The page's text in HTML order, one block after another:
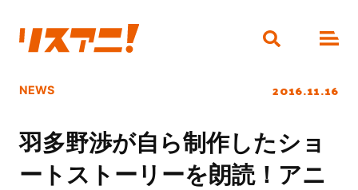
NEWS 2016.11.16
羽多野渉が自ら制作したショ
ートストーリーを朗読！アニ